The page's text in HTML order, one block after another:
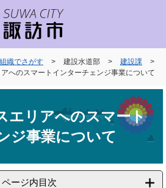
組織でさがす > 建設水道部 > 建設課
>
へのスマートインターチェンジ事業について
エリアへのスマート
ジ事業について
ページ内目次